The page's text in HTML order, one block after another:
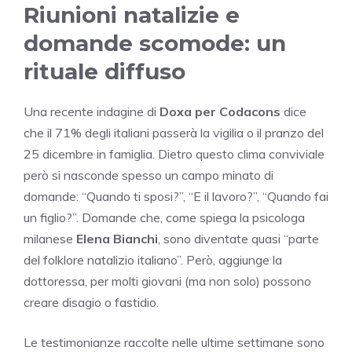
Riunioni natalizie e
domande scomode: un
rituale diffuso
Una recente indagine di Doxa per Codacons dice
che il 71% degli italiani passerà la vigilia o il pranzo del
25 dicembre in famiglia. Dietro questo clima conviviale
però si nasconde spesso un campo minato di
domande: “Quando ti sposi?”, “E il lavoro?”, “Quando fai
un figlio?”. Domande che, come spiega la psicologa
milanese Elena Bianchi , sono diventate quasi “parte
del folklore natalizio italiano”. Però, aggiunge la
dottoressa, per molti giovani (ma non solo) possono
creare disagio o fastidio.
Le testimonianze raccolte nelle ultime settimane sono